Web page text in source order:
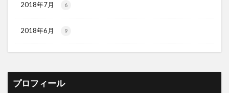
2018年7月 6
2018年6月 9
プロフィール